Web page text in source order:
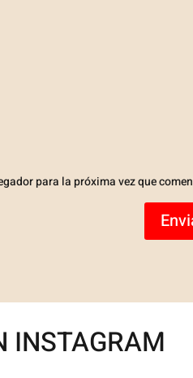
para la próxima vez que
INSTAGRAM